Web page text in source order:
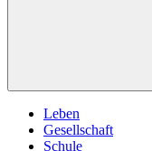
Leben
Gesellschaft
Schule